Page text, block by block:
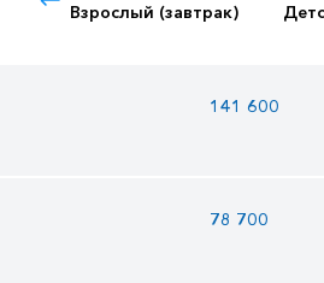
Взрослый (завтрак)
141 600
78 700